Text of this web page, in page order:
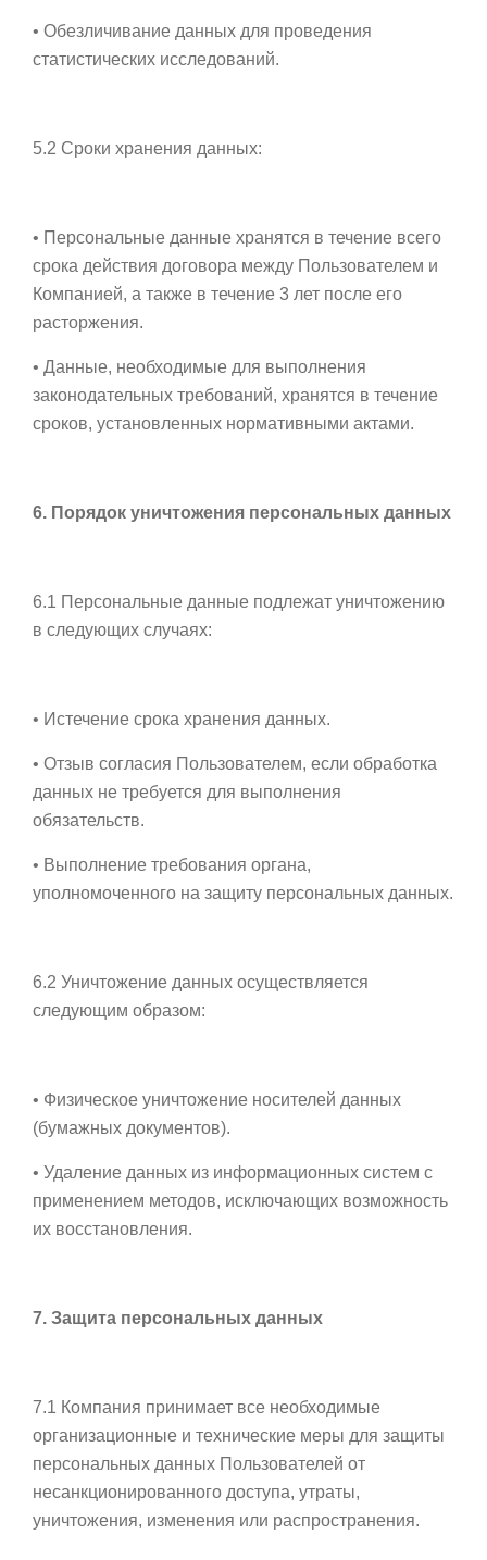
• Обезличивание данных для проведения
статистических исследований.
5.2 Сроки хранения данных:
• Персональные данные хранятся в течение всего
срока действия договора между Пользователем и
Компанией, а также в течение 3 лет после его
расторжения.
• Данные, необходимые для выполнения
законодательных требований, хранятся в течение
сроков, установленных нормативными актами.
6. Порядок уничтожения персональных данных
6.1 Персональные данные подлежат уничтожению
в следующих случаях:
• Истечение срока хранения данных.
• Отзыв согласия Пользователем, если обработка
данных не требуется для выполнения
обязательств.
• Выполнение требования органа,
уполномоченного на защиту персональных данных.
6.2 Уничтожение данных осуществляется
следующим образом:
• Физическое уничтожение носителей данных
(бумажных документов).
• Удаление данных из информационных систем с
применением методов, исключающих возможность
их восстановления.
7. Защита персональных данных
7.1 Компания принимает все необходимые
организационные и технические меры для защиты
персональных данных Пользователей от
несанкционированного доступа, утраты,
уничтожения, изменения или распространения.